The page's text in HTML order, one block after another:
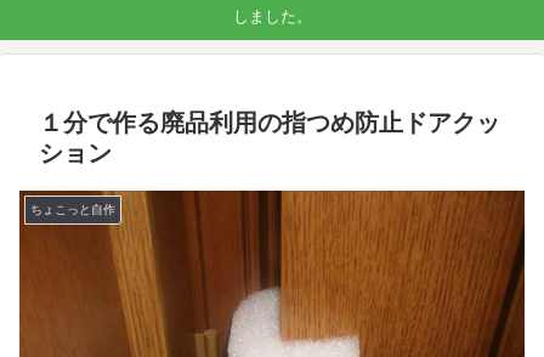
しました。
１分で作る廃品利用の指つめ防止ドアクッ
ション
ちょこっと自作